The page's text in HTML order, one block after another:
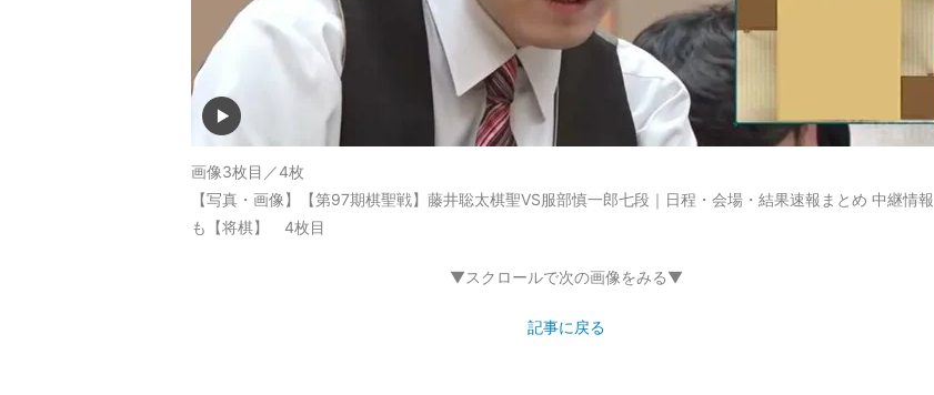
画像3枚目／4枚
【写真・画像】【第97期棋聖戦】藤井聡太棋聖VS服部慎一郎七段｜日程・会場・結果速報まとめ 中継情報
も【将棋】 4枚目
▼スクロールで次の画像をみる▼
記事に戻る